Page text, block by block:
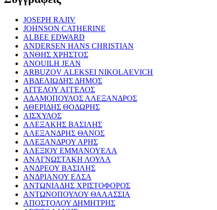
JOSEPH RAJIV
JOHNSON CATHERINE
ALBEE EDWARD
ANDERSEN HANS CHRISTIAN
ΆΝΘΗΣ ΧΡΗΣΤΟΣ
ANOUILH JEAN
ARBUZOV ALEKSEI NIKOLAEVICH
ΑΒΔΕΛΙΩΔΗΣ ΔΗΜΟΣ
ΑΓΓΕΛΟΥ ΑΓΓΕΛΟΣ
ΑΔΑΜΟΠΟΥΛΟΣ ΑΛΕΞΑΝΔΡΟΣ
ΑΘΕΡΙΔΗΣ ΘΟΔΩΡΗΣ
ΑΙΣΧΥΛΟΣ
ΑΛΕΞΑΚΗΣ ΒΑΣΙΛΗΣ
ΑΛΕΞΑΝΔΡΗΣ ΘΑΝΟΣ
ΑΛΕΞΑΝΔΡΟΥ ΑΡΗΣ
ΑΛΕΞΙΟΥ ΕΜΜΑΝΟΥΕΛΑ
ΑΝΑΓΝΩΣΤΑΚΗ ΛΟΥΛΑ
ΑΝΔΡΕΟΥ ΒΑΣΙΛΗΣ
ΑΝΔΡΙΑΝΟΥ ΕΛΣΑ
ΑΝΤΩΝΙΑΔΗΣ ΧΡΙΣΤΟΦΟΡΟΣ
ΑΝΤΩΝΟΠΟΥΛΟΥ ΘΑΛΑΣΣΙΑ
ΑΠΟΣΤΟΛΟΥ ΔΗΜΗΤΡΗΣ